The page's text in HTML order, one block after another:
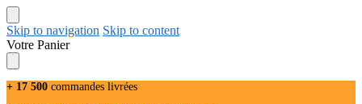
Skip to navigation Skip to content
Votre Panier
+ 17 500 commandes livrées